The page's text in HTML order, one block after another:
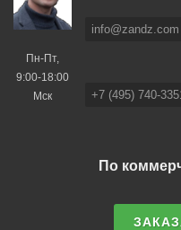
Пн-Пт,
9:00-18:00
Мск
info@zandz.com
+7 (495) 740-
По